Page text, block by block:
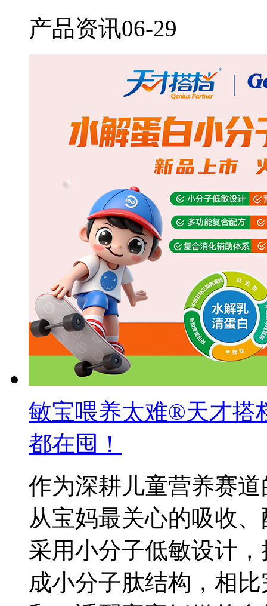
产品资讯06-29
敏宝喂养太难®天才搭
都在囤！
作为深耕儿童营养赛
从宝妈最关心的吸收
采用小分子低敏设计
成小分子肽结构，相